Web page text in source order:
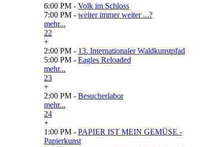
6:00 PM - Volk im Schloss
7:00 PM - weiter immer weiter ...?
mehr...
22
+
2:00 PM - 13. Internationaler Waldkunstpfad
5:00 PM - Eagles Reloaded
mehr...
23
+
2:00 PM - Besucherlabor
mehr...
24
+
1:00 PM - PAPIER IST MEIN GEMÜSE -
Papierkunst